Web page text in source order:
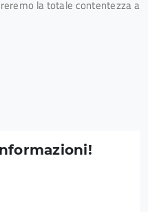
la totale contentezza a